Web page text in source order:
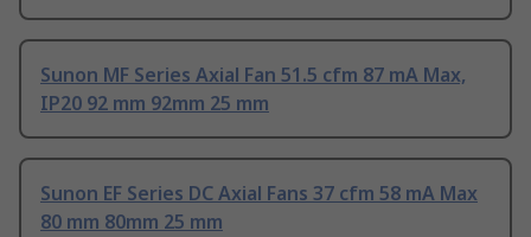
Sunon MF Series Axial Fan 51.5 cfm 87 mA Max,
IP20 92 mm 92mm 25 mm
Sunon EF Series DC Axial Fans 37 cfm 58 mA Max
80 mm 80mm 25 mm